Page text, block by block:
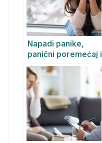
Napadi panike,
panični poremećaj i
agorafobija –
simptomi, uzroci i
lečenje